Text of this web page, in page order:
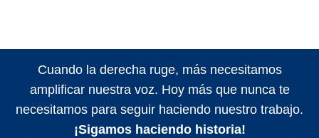
Cuando la derecha ruge, más necesitamos
amplificar nuestra voz. Hoy más que nunca te
necesitamos para seguir haciendo nuestro trabajo.
¡Sigamos haciendo historia!